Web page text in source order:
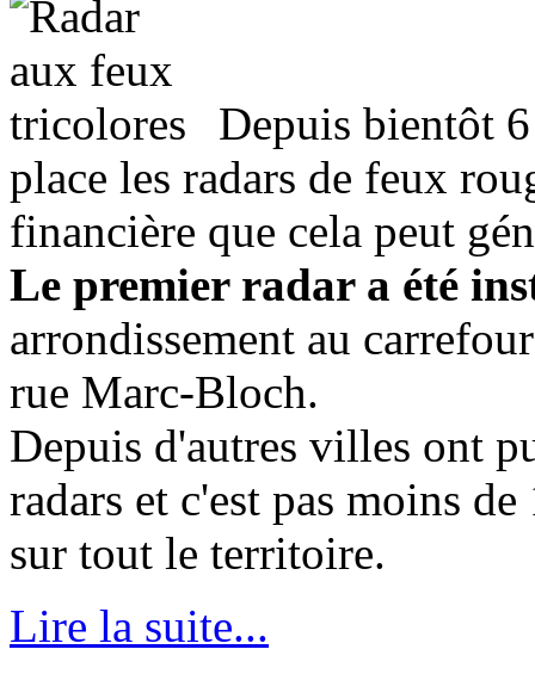
Depuis bientôt
place les radars de feux
financière que cela peut
Le premier radar a été
arrondissement au
rue Marc-Bloch.
Depuis d'autres villes ont
radars et c'est pas moins
sur tout le territoire.
Lire la suite...